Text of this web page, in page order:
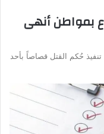
بمواطن أنهى
تنفيذ حُكم القتل قصاصاً بأحد